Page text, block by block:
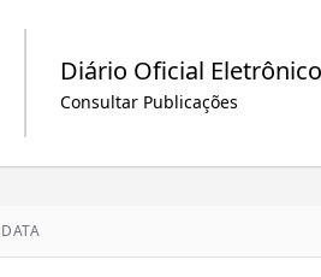
Diário Oficial Eletrônico
Consultar Publicações
DATA